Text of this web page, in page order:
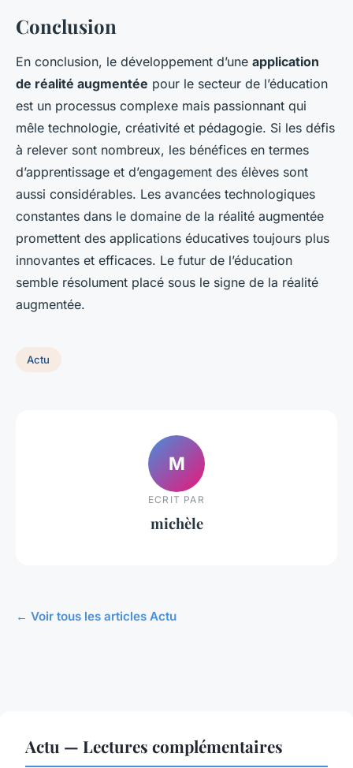
Conclusion
En conclusion, le développement d’une application
de réalité augmentée pour le secteur de l’éducation
est un processus complexe mais passionnant qui
mêle technologie, créativité et pédagogie. Si les défis
à relever sont nombreux, les bénéfices en termes
d’apprentissage et d’engagement des élèves sont
aussi considérables. Les avancées technologiques
constantes dans le domaine de la réalité augmentée
promettent des applications éducatives toujours plus
innovantes et efficaces. Le futur de l’éducation
semble résolument placé sous le signe de la réalité
augmentée.
Actu
M
ECRIT PAR
michèle
← Voir tous les articles Actu
Actu — Lectures complémentaires